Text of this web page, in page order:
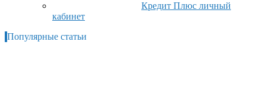
Кредит Плюс личный
кабинет
Популярные статьи